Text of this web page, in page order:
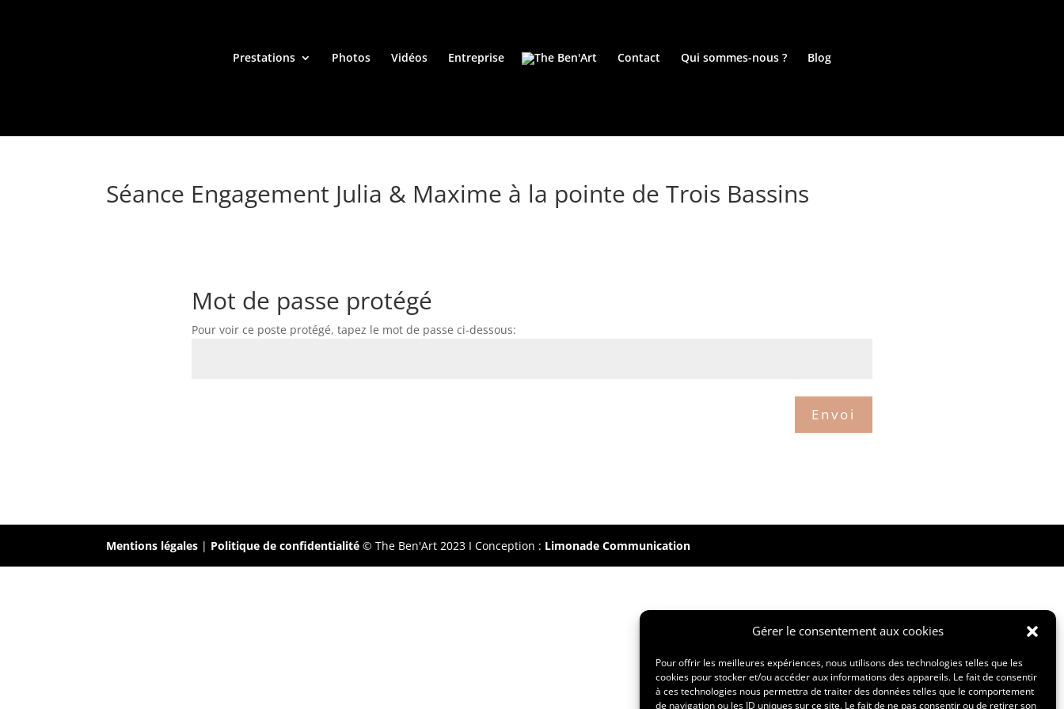
Gérer le consentement aux cookies
Pour offrir les meilleures expériences, nous utilisons des technologies telles que les
cookies pour stocker et/ou accéder aux informations des appareils. Le fait de consentir
à ces technologies nous permettra de traiter des données telles que le comportement
de navigation ou les ID uniques sur ce site. Le fait de ne pas consentir ou de retirer son
Prestations Photos Vidéos Entreprise Contact Qui sommes-nous ? Blog
Séance Engagement Julia & Maxime à la pointe de Trois Bassins
Mot de passe protégé
Pour voir ce poste protégé, tapez le mot de passe ci-dessous:
Envoi
Mentions légales | Politique de confidentialité © The Ben'Art 2023 I Conception : Limonade Communication